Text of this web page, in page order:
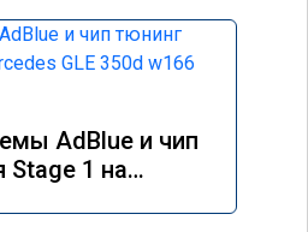
AdBlue и чип
Stage 1 на